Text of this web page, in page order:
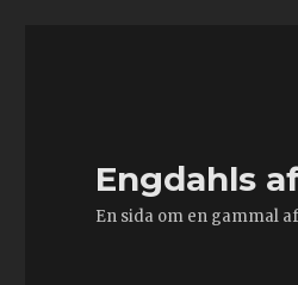
Engdahls
En sida om en gammal